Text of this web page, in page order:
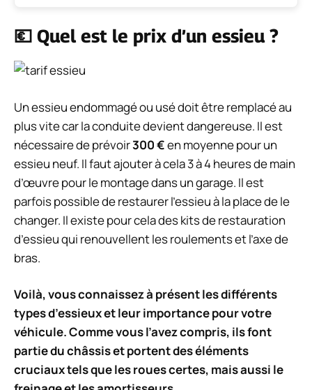
💶 Quel est le prix d’un essieu ?
Un essieu endommagé ou usé doit être remplacé au
plus vite car la conduite devient dangereuse. Il est
nécessaire de prévoir300 €en moyenne pour un
essieu neuf. Il faut ajouter à cela 3 à 4 heures de main
d’œuvre pour le montage dans un garage. Il est
parfois possible de restaurer l’essieu à la place de le
changer. Il existe pour cela des kits de restauration
d’essieu qui renouvellent les roulements et l’axe de
bras.
Voilà, vous connaissez à présent les différents
types d’essieux et leur importance pour votre
véhicule. Comme vous l’avez compris, ils font
partie du châssis et portent des éléments
cruciaux tels que les roues certes, mais aussi le